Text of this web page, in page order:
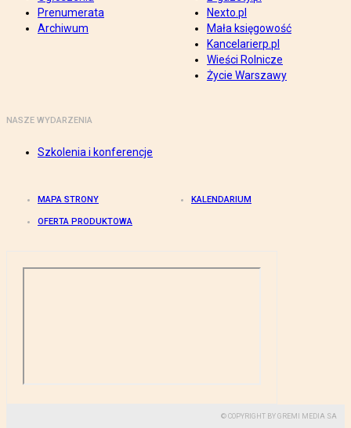
Prenumerata
Archiwum
Nexto.pl
Mała księgowość
Kancelarierp.pl
Wieści Rolnicze
Życie Warszawy
NASZE WYDARZENIA
Szkolenia i konferencje
MAPA STRONY KALENDARIUM
OFERTA PRODUKTOWA
© COPYRIGHT BY GREMI MEDIA SA